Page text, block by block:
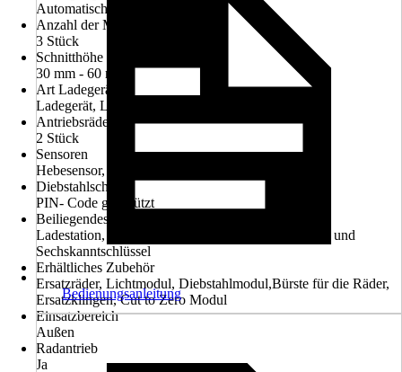
Automatische Graserkennung
Anzahl der Messer
3 Stück
Schnitthöhe min - max
30 mm - 60 mm
Art Ladegerät
Ladegerät, Ladestation
Antriebsräder
2 Stück
Sensoren
Hebesensor, Regensensor
Diebstahlschutz
PIN- Code geschützt
Beiliegendes Zubehör
Ladestation, 6 Messer, 1 Akku WA3644, Schrauben und
Sechskanntschlüssel
Erhältliches Zubehör
Ersatzräder, Lichtmodul, Diebstahlmodul,Bürste für die Räder,
Ersatzklingen, Cut to Zero Modul
Einsatzbereich
Außen
Radantrieb
Ja
Bedienungsanleitung